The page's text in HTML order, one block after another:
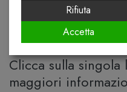
LEGHE DEL
MANTOVA
Clicca sulla
maggiori
Rifiuta
Accetta